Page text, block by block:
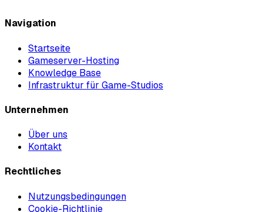
Navigation
Startseite
Gameserver-Hosting
Knowledge Base
Infrastruktur für Game-Studios
Unternehmen
Über uns
Kontakt
Rechtliches
Nutzungsbedingungen
Cookie-Richtlinie